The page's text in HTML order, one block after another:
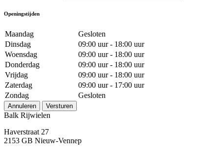
Openingstijden
Maandag
Gesloten
Dinsdag
09:00 uur - 18:00 uur
Woensdag
09:00 uur - 18:00 uur
Donderdag
09:00 uur - 18:00 uur
Vrijdag
09:00 uur - 18:00 uur
Zaterdag
09:00 uur - 17:00 uur
Zondag
Gesloten
Annuleren Versturen
Balk Rijwielen
Haverstraat 27
2153 GB Nieuw-Vennep